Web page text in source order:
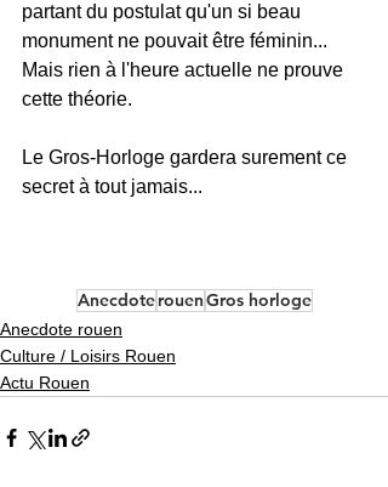
partant du postulat qu'un si beau
monument ne pouvait être féminin...
Mais rien à l'heure actuelle ne prouve
cette théorie.
Le Gros-Horloge gardera surement ce
secret à tout jamais...
AnecdoterouenGros horloge
Anecdote rouen
Culture / Loisirs Rouen
Actu Rouen